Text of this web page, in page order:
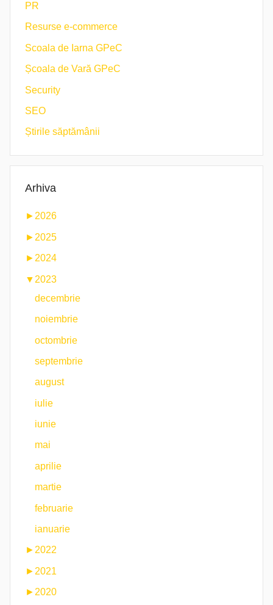
PR
Resurse e-commerce
Scoala de Iarna GPeC
Școala de Vară GPeC
Security
SEO
Știrile săptămânii
Arhiva
►2026
► 2025
► 2024
▼ 2023
decembrie
noiembrie
octombrie
septembrie
august
iulie
iunie
mai
aprilie
martie
februarie
ianuarie
► 2022
► 2021
► 2020